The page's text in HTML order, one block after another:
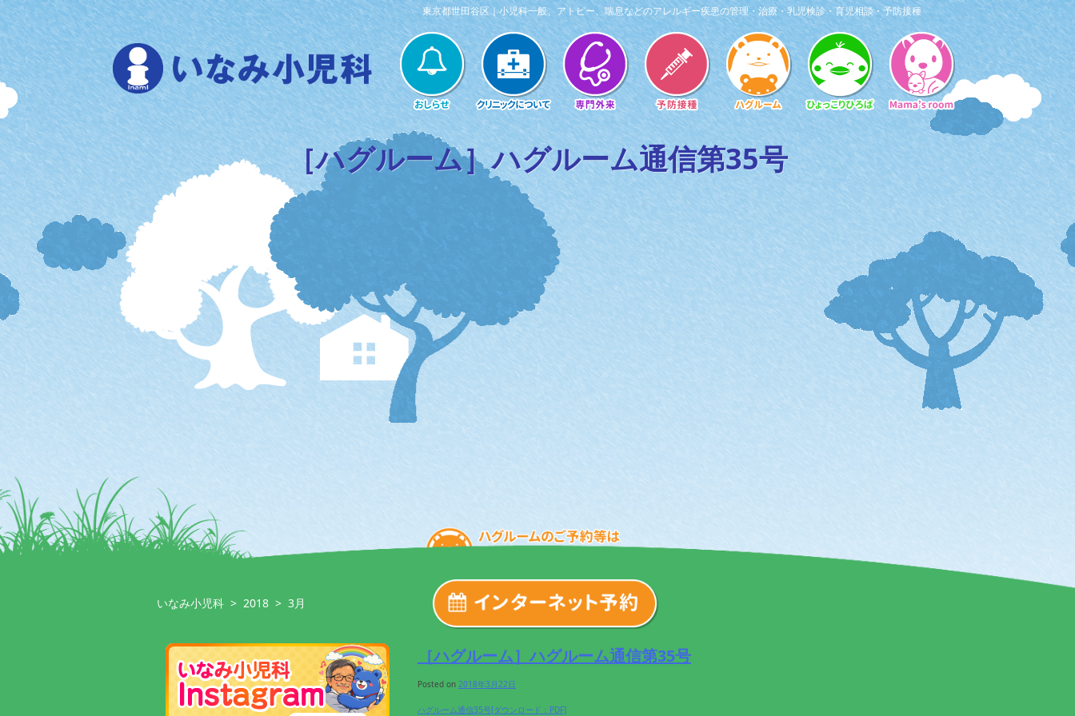
Skip
to
content
東京都世田谷区｜小児科一般、アトピー、喘息などのアレルギー疾患の管理・治療・乳児検診・育児相談・予防接種
［ハグルーム］ハグルーム通信第35号
いなみ小児科 > 2018 > 3月
［ハグルーム］ハグルーム通信第35号
Posted on 2018年3月22日
ハグルーム通信35号[ダウンロード：PDF]